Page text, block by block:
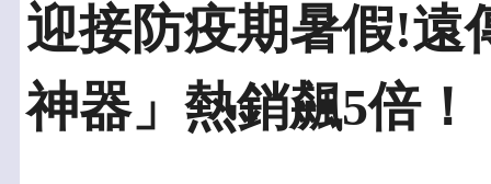
迎接防疫期暑假!遠
神器」熱銷飆5倍！